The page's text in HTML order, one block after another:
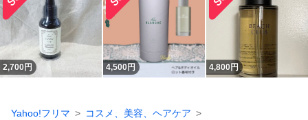
2,700 円 4,500円 4,800円
Yahoo!フリマ
コスメ、美容、ヘアケア